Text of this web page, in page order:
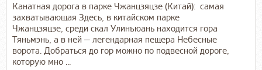
Канатная дорога в парке Чжанцзяцзе (Китай): самая
захватывающая Здесь, в китайском парке
Чжанцзяцзе, среди скал Улинъюань находится гора
Тяньмэнь, а в ней — легендарная пещера Небесные
ворота. Добраться до гор можно по подвесной дороге,
которую мно ...